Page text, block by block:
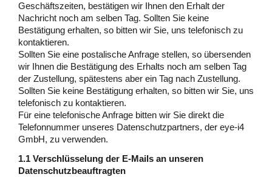
Geschäftszeiten, bestätigen wir Ihnen den Erhalt der
Nachricht noch am selben Tag. Sollten Sie keine
Bestätigung erhalten, so bitten wir Sie, uns telefonisch zu
kontaktieren.
Sollten Sie eine postalische Anfrage stellen, so übersenden
wir Ihnen die Bestätigung des Erhalts noch am selben Tag
der Zustellung, spätestens aber ein Tag nach Zustellung.
Sollten Sie keine Bestätigung erhalten, so bitten wir Sie, uns
telefonisch zu kontaktieren.
Für eine telefonische Anfrage bitten wir Sie direkt die
Telefonnummer unseres Datenschutzpartners, der eye-i4
GmbH, zu verwenden.
1.1 Verschlüsselung der E-Mails an unseren
Datenschutzbeauftragten